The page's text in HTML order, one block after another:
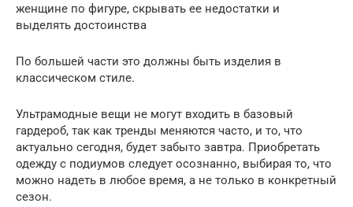
женщине по фигуре, скрывать ее недостатки и
выделять достоинства
По большей части это должны быть изделия в
классическом стиле.
Ультрамодные вещи не могут входить в базовый
гардероб, так как тренды меняются часто, и то, что
актуально сегодня, будет забыто завтра. Приобретать
одежду с подиумов следует осознанно, выбирая то, что
можно надеть в любое время, а не только в конкретный
сезон.